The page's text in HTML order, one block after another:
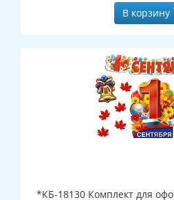
В корзину
*КБ-18130 Комплект для